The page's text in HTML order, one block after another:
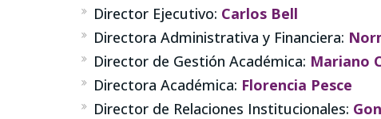
Director Ejecutivo: Carlos Bell
Directora Administrativa y Financiera:
Director de Gestión Académica: Mariano
Directora Académica: Florencia Pesce
Director de Relaciones Institucionales: